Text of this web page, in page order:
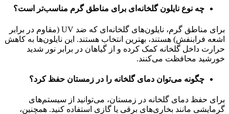
چه نوع نایلون گلخانه‌ای برای مناطق گرم مناسب‌تر است؟
برای مناطق گرم، نایلون‌های گلخانه‌ای که ضد UV (مقاوم در برابر
اشعه فرابنفش) هستند، بهترین انتخاب هستند. این نایلون‌ها به کاهش
حرارت داخل گلخانه کمک کرده و از گیاهان در برابر نور شدید
خورشید محافظت می‌کنند.
چگونه می‌توان دمای گلخانه را در زمستان حفظ کرد؟
برای حفظ دمای گلخانه در زمستان، می‌توانید از سیستم‌های
گرمایشی مانند بخاری‌های برقی یا گازی استفاده کنید. همچنین،